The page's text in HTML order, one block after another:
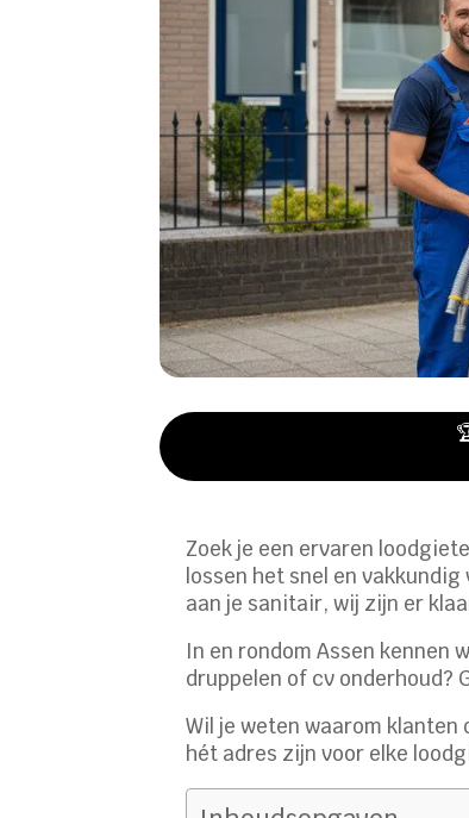
Zoek je een ervaren
lossen het snel en
aan je sanitair, wij zijn er
In en rondom Assen
druppelen of cv onderhoud?
Wil je weten waarom klanten
hét adres zijn voor elke